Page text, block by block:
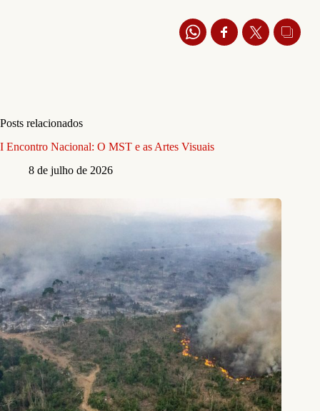
Posts relacionados
I Encontro Nacional: O MST e as Artes Visuais
8 de julho de 2026